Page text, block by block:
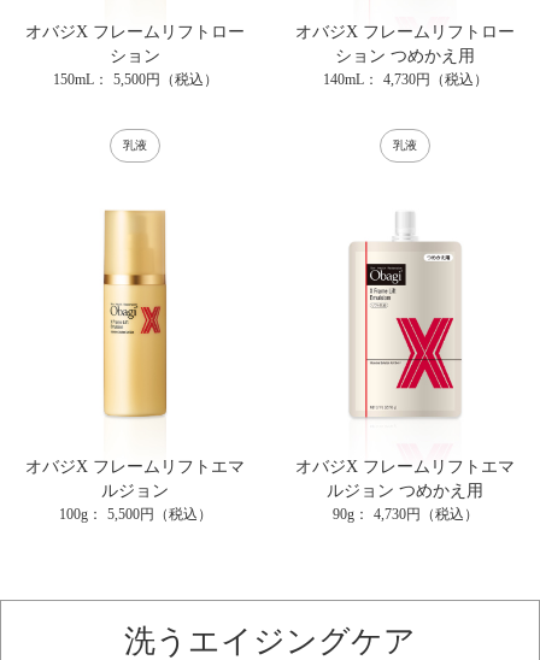
オバジX フレームリフトロー
ション
150mL 5,500円（税込）
オバジX フレームリフトロー
ション つめかえ用
140mL 4,730円（税込）
乳液
オバジX フレームリフトエマ
ルジョン
100g 5,500円（税込）
乳液
オバジX フレームリフトエマ
ルジョン つめかえ用
90g 4,730円（税込）
洗うエイジングケア